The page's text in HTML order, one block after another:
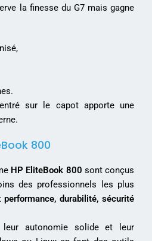
la finesse du G7 mais gagne
sur le capot apporte une
800
HP EliteBook 800 sont conçus
des professionnels les plus
performance, durabilité, sécurité
leur autonomie solide et leur